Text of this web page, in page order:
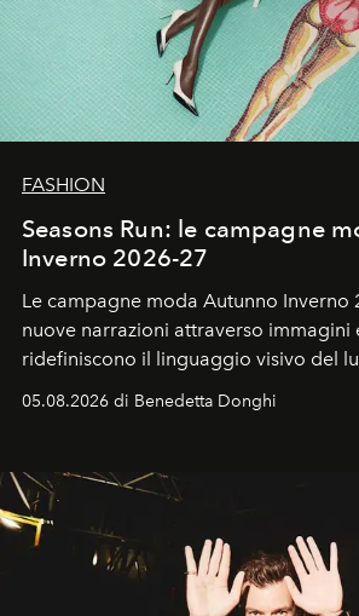
FASHION
Seasons Run: le campagne
Inverno 2026-27
Le campagne moda Autunno Inverno
nuove narrazioni attraverso immagini
ridefiniscono il linguaggio visivo del
protagonisti del cinema, volti della
contemporanea e storytelling
di esprimere identità, visione e
05.08.2026 di Benedetta Donghi